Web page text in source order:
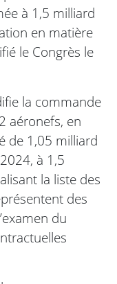
à 1,5 milliard
en matière
le Congrès le
la commande
aéronefs, en
de 1,05 milliard
à 1,5
la liste des
des
du